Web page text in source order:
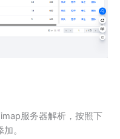
服务器解析，按照下
。